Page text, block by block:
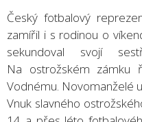
Český fotbalový
zamířil i s rodinou o
sekundoval svojí
Na ostrožském zámku
Vodnému. Novomanželé
Vnuk slavného